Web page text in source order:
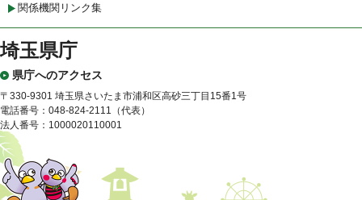
関係機関リンク集
埼玉県庁
県庁へのアクセス
〒330-9301 埼玉県さいたま市浦和区高砂三丁目15番1号
電話番号：048-824-2111（代表）
法人番号：1000020110001